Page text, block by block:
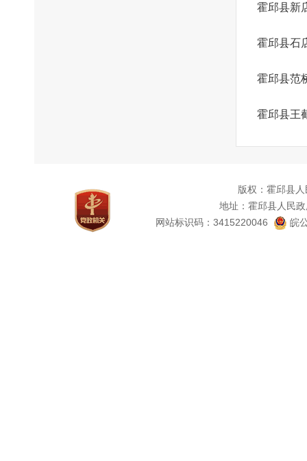
霍邱县新
霍邱县石
霍邱县范
霍邱县王
版权：霍邱县
地址：霍邱县人民
网站标识码：3415220046
皖